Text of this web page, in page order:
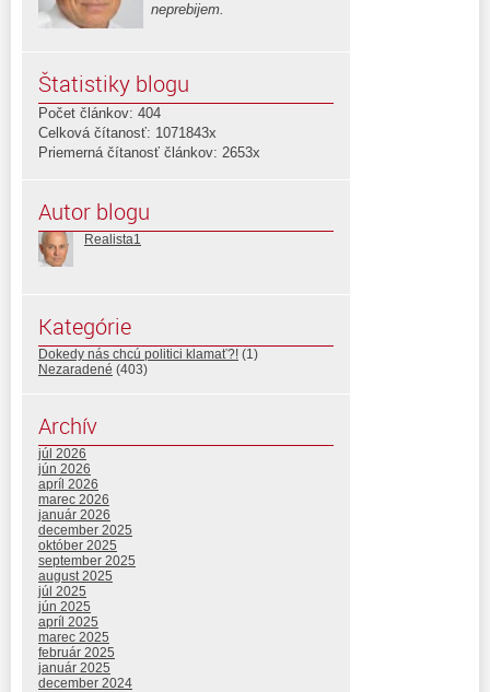
neprebijem.
Štatistiky blogu
Počet článkov: 404
Celková čítanosť: 1071843x
Priemerná čítanosť článkov: 2653x
Autor blogu
Realista1
Kategórie
Dokedy nás chcú politici klamať?! (1)
Nezaradené (403)
Archív
júl 2026
jún 2026
apríl 2026
marec 2026
január 2026
december 2025
október 2025
september 2025
august 2025
júl 2025
jún 2025
apríl 2025
marec 2025
február 2025
január 2025
december 2024